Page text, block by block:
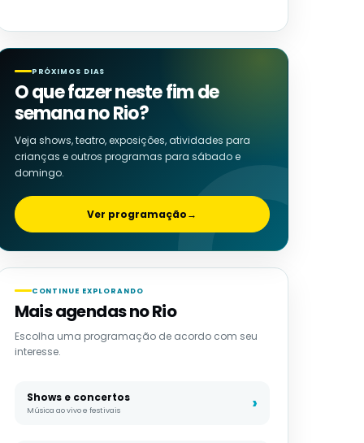
PRÓXIMOS DIAS
O que fazer neste fim de
semana no Rio?
Veja shows, teatro, exposições, atividades para
crianças e outros programas para sábado e
domingo.
Ver programação→
CONTINUE EXPLORANDO
Mais agendas no Rio
Escolha uma programação de acordo com seu
interesse.
Shows e concertos
Música ao vivo e festivais